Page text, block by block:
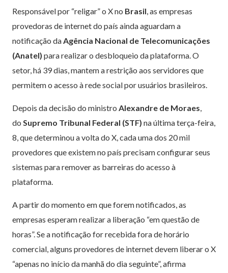
Responsável por “religar” o X no Brasil, as empresas
provedoras de internet do país ainda aguardam a
notificação daAgência Nacional de Telecomunicações
(Anatel) para realizar o desbloqueio da plataforma. O
setor, há 39 dias, mantem a restrição aos servidores que
permitem o acesso à rede social por usuários brasileiros.
Depois da decisão do ministro Alexandre de Moraes,
do Supremo Tribunal Federal (STF) na última terça-feira,
8, que determinou a volta do X,cada uma dos 20 mil
provedores que existem no país precisam configurar seus
sistemas para remover as barreiras do acesso à
plataforma.
A partir do momento em que forem notificados, as
empresas esperam realizar a liberação “em questão de
horas”. Se a notificação for recebida fora de horário
comercial, alguns provedores de internet devem liberar o X
“apenas no início da manhã do dia seguinte”, afirma